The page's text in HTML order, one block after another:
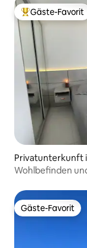
Beliebter Gäste-
Gäste-Favorit
Privatunterkunft
Wohlbefinden
Gäste-Favorit
Gäste-Favorit